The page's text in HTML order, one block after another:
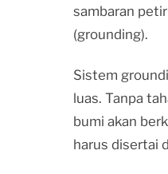
sambaran
(grounding).
Sistem
luas. Tanpa
bumi akan
harus disertai